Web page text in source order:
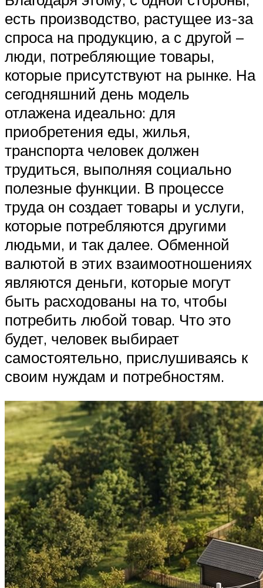
есть производство, растущее из-за
спроса на продукцию, а с другой –
люди, потребляющие товары,
которые присутствуют на рынке. На
сегодняшний день модель
отлажена идеально: для
приобретения еды, жилья,
транспорта человек должен
трудиться, выполняя социально
полезные функции. В процессе
труда он создает товары и услуги,
которые потребляются другими
людьми, и так далее. Обменной
валютой в этих взаимоотношениях
являются деньги, которые могут
быть расходованы на то, чтобы
потребить любой товар. Что это
будет, человек выбирает
самостоятельно, прислушиваясь к
своим нуждам и потребностям.